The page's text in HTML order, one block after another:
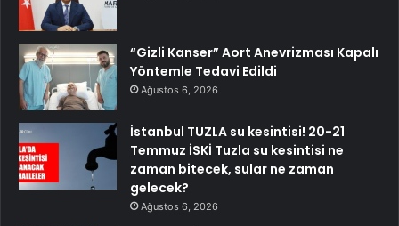
“Gizli Kanser” Aort Anevrizması Kapalı
Yöntemle Tedavi Edildi
Ağustos 6, 2026
İstanbul TUZLA su kesintisi! 20-21
Temmuz İSKİ Tuzla su kesintisi ne
zaman bitecek, sular ne zaman
gelecek?
Ağustos 6, 2026